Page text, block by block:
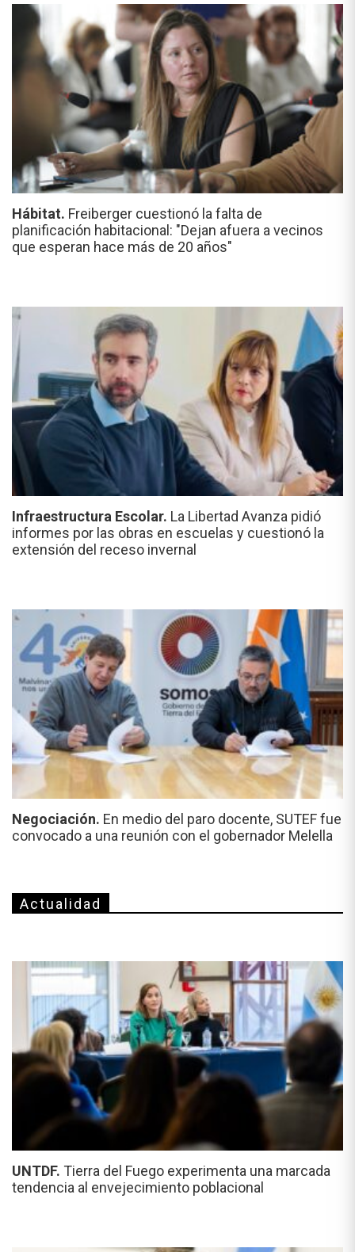
Hábitat. Freiberger cuestionó la falta de
planificación habitacional: "Dejan afuera a vecinos
que esperan hace más de 20 años"
Infraestructura Escolar. La Libertad Avanza pidió
informes por las obras en escuelas y cuestionó la
extensión del receso invernal
Negociación. En medio del paro docente, SUTEF fue
convocado a una reunión con el gobernador Melella
Actualidad
UNTDF. Tierra del Fuego experimenta una marcada
tendencia al envejecimiento poblacional